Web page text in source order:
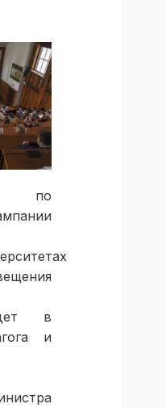
по
в
и